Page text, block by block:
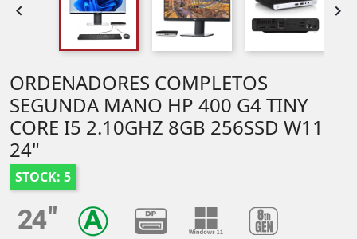
 
ORDENADORES COMPLETOS
SEGUNDA MANO HP 400 G4 TINY
CORE I5 2.10GHZ 8GB 256SSD W11
24"
STOCK: 5